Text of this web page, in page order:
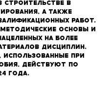
строительстве в
а также
работ.
основы и
на более
дисциплин.
при
действуют по
года.